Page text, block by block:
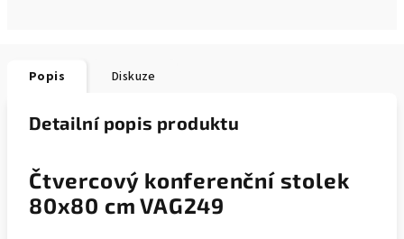
Popis Diskuze
Detailní popis produktu
Čtvercový konferenční stolek
80x80 cm VAG249